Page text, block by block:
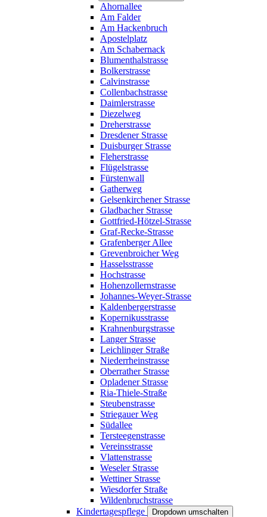
Ahornallee
Am Falder
Am Hackenbruch
Apostelplatz
Am Schabernack
Blumenthalstrasse
Bolkerstrasse
Calvinstrasse
Collenbachstrasse
Daimlerstrasse
Diezelweg
Dreherstrasse
Dresdener Strasse
Duisburger Strasse
Fleherstrasse
Flügelstrasse
Fürstenwall
Gatherweg
Gelsenkirchener Strasse
Gladbacher Strasse
Gottfried-Hötzel-Strasse
Graf-Recke-Strasse
Grafenberger Allee
Grevenbroicher Weg
Hasselsstrasse
Hochstrasse
Hohenzollernstrasse
Johannes-Weyer-Strasse
Kaldenbergerstrasse
Kopernikusstrasse
Krahnenburgstrasse
Langer Strasse
Leichlinger Straße
Niederrheinstrasse
Oberrather Strasse
Opladener Strasse
Ria-Thiele-Straße
Steubenstrasse
Striegauer Weg
Südallee
Tersteegenstrasse
Vereinsstrasse
Vlattenstrasse
Weseler Strasse
Wettiner Strasse
Wiesdorfer Straße
Wildenbruchstrasse
Kindertagespflege
Dropdown umschalten